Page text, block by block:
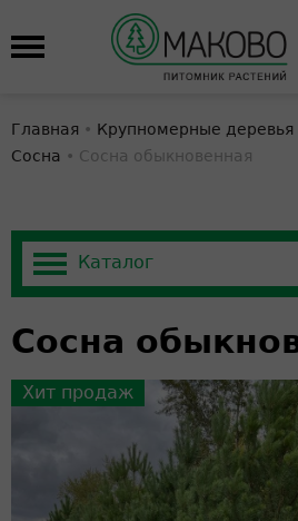
Главная • Крупномерные деревья
Сосна • Сосна обыкновенная
Сосна
Хит продаж